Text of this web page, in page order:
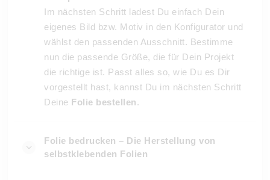
Im nächsten Schritt ladest Du einfach Dein
eigenes Bild bzw. Motiv in den Konfigurator und
wählst den passenden Ausschnitt. Bestimme
nun die passende Größe, die für Dein Projekt
die richtige ist. Passt alles so, wie Du es Dir
vorgestellt hast, kannst Du im nächsten Schritt
Deine Folie bestellen.
Folie bedrucken – Die Herstellung von
selbstklebenden Folien